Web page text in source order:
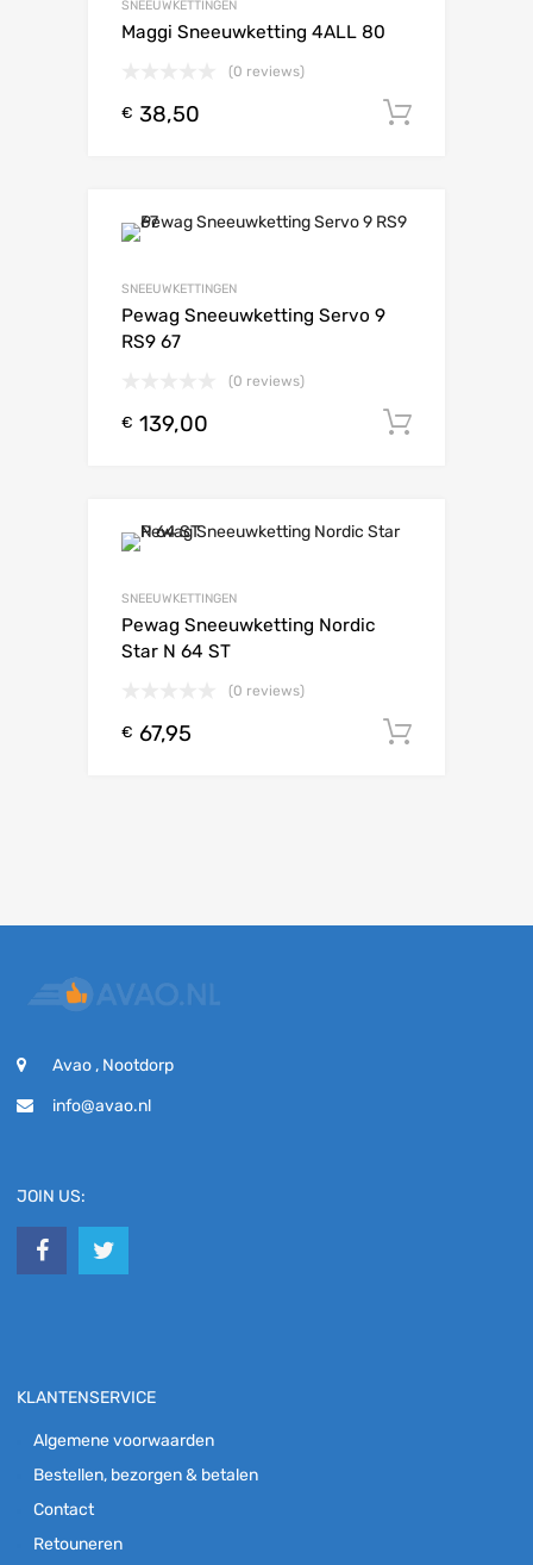
SNEEUWKETTINGEN
Maggi Sneeuwketting 4ALL 80
(0 reviews)
€ 38,50
SNEEUWKETTINGEN
Pewag Sneeuwketting Servo 9
RS9 67
(0 reviews)
€ 139,00
SNEEUWKETTINGEN
Pewag Sneeuwketting Nordic
Star N 64 ST
(0 reviews)
€ 67,95
Avao , Nootdorp
info@avao.nl
JOIN US:
KLANTENSERVICE
Algemene voorwaarden
Bestellen, bezorgen & betalen
Contact
Retouneren